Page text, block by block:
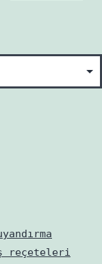
reçeteleri